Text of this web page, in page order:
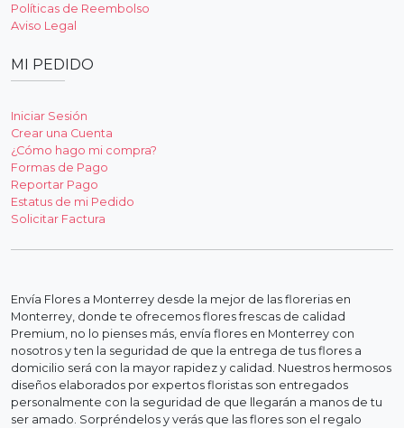
Políticas de Reembolso
Aviso Legal
MI PEDIDO
Iniciar Sesión
Crear una Cuenta
¿Cómo hago mi compra?
Formas de Pago
Reportar Pago
Estatus de mi Pedido
Solicitar Factura
Envía Flores a Monterrey desde la mejor de las florerias en
Monterrey, donde te ofrecemos flores frescas de calidad
Premium, no lo pienses más, envía flores en Monterrey con
nosotros y ten la seguridad de que la entrega de tus flores a
domicilio será con la mayor rapidez y calidad. Nuestros hermosos
diseños elaborados por expertos floristas son entregados
personalmente con la seguridad de que llegarán a manos de tu
ser amado. Sorpréndelos y verás que las flores son el regalo